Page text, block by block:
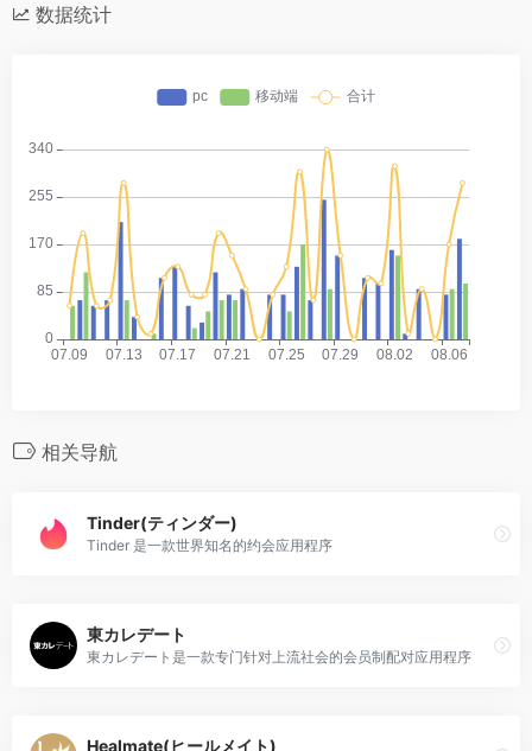
数据统计
相关导航
Tinder(ティンダー)
Tinder 是一款世界知名的约会应用程序
東カレデート
東カレデート是一款专门针对上流社会的会员制配对应用程序
Healmate(ヒールメイト)